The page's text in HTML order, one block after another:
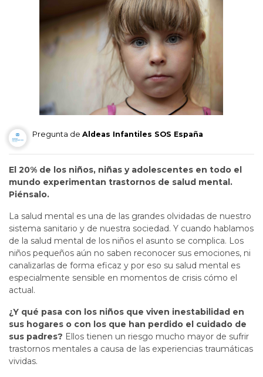
Pregunta de Aldeas Infantiles SOS España
El 20% de los niños, niñas y adolescentes en todo el
mundo experimentan trastornos de salud mental.
Piénsalo.
La salud mental es una de las grandes olvidadas de nuestro
sistema sanitario y de nuestra sociedad. Y cuando hablamos
de la salud mental de los niños el asunto se complica. Los
niños pequeños aún no saben reconocer sus emociones, ni
canalizarlas de forma eficaz y por eso su salud mental es
especialmente sensible en momentos de crisis cómo el
actual.
¿Y qué pasa con los niños que viven inestabilidad en
sus hogares o con los que han perdido el cuidado de
sus padres? Ellos tienen un riesgo mucho mayor de sufrir
trastornos mentales a causa de las experiencias traumáticas
vividas.